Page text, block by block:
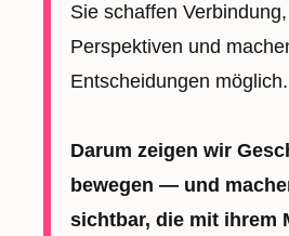
Sie schaffen
Perspektiven und
Entscheidungen möglich.
Darum zeigen wir
bewegen — und
sichtbar, die mit ihrem